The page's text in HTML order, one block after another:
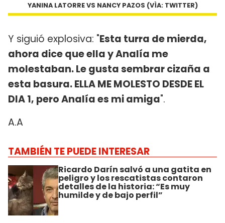
YANINA LATORRE VS NANCY PAZOS (VÌA: TWITTER)
Y siguió explosiva: "Esta turra de mierda,
ahora dice que ella y Analía me
molestaban. Le gusta sembrar cizaña a
esta basura. ELLA ME MOLESTO DESDE EL
DIA 1, pero Analía es mi amiga".
A.A
TAMBIÉN TE PUEDE INTERESAR
Ricardo Darín salvó a una gatita en
peligro y los rescatistas contaron
detalles de la historia: “Es muy
humilde y de bajo perfil”